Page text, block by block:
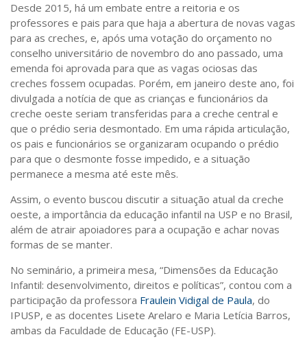
Desde 2015, há um embate entre a reitoria e os
professores e pais para que haja a abertura de novas vagas
para as creches, e, após uma votação do orçamento no
conselho universitário de novembro do ano passado, uma
emenda foi aprovada para que as vagas ociosas das
creches fossem ocupadas. Porém, em janeiro deste ano, foi
divulgada a notícia de que as crianças e funcionários da
creche oeste seriam transferidas para a creche central e
que o prédio seria desmontado. Em uma rápida articulação,
os pais e funcionários se organizaram ocupando o prédio
para que o desmonte fosse impedido, e a situação
permanece a mesma até este mês.
Assim, o evento buscou discutir a situação atual da creche
oeste, a importância da educação infantil na USP e no Brasil,
além de atrair apoiadores para a ocupação e achar novas
formas de se manter.
No seminário, a primeira mesa, “Dimensões da Educação
Infantil: desenvolvimento, direitos e políticas”, contou com a
participação da professora Fraulein Vidigal de Paula, do
IPUSP, e as docentes Lisete Arelaro e Maria Letícia Barros,
ambas da Faculdade de Educação (FE-USP).